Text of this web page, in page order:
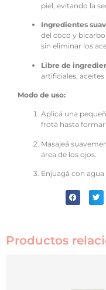
piel, evitando la
Ingredientes
del coco y
sin eliminar los
Libre de
artificiales,
Modo de uso:
Aplicá una
frotá hasta
Masajeá
área de los ojos.
Enjuagá con
Productos